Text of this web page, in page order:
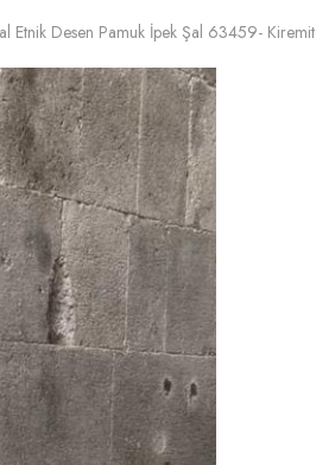
Etnik Desen Pamuk İpek Şal 63459- Kiremit